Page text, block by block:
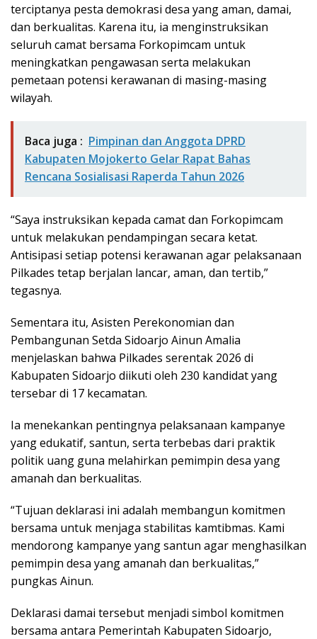
terciptanya pesta demokrasi desa yang aman, damai,
dan berkualitas. Karena itu, ia menginstruksikan
seluruh camat bersama Forkopimcam untuk
meningkatkan pengawasan serta melakukan
pemetaan potensi kerawanan di masing-masing
wilayah.
Baca juga : Pimpinan dan Anggota DPRD
Kabupaten Mojokerto Gelar Rapat Bahas
Rencana Sosialisasi Raperda Tahun 2026
“Saya instruksikan kepada camat dan Forkopimcam
untuk melakukan pendampingan secara ketat.
Antisipasi setiap potensi kerawanan agar pelaksanaan
Pilkades tetap berjalan lancar, aman, dan tertib,”
tegasnya.
Sementara itu, Asisten Perekonomian dan
Pembangunan Setda Sidoarjo Ainun Amalia
menjelaskan bahwa Pilkades serentak 2026 di
Kabupaten Sidoarjo diikuti oleh 230 kandidat yang
tersebar di 17 kecamatan.
Ia menekankan pentingnya pelaksanaan kampanye
yang edukatif, santun, serta terbebas dari praktik
politik uang guna melahirkan pemimpin desa yang
amanah dan berkualitas.
“Tujuan deklarasi ini adalah membangun komitmen
bersama untuk menjaga stabilitas kamtibmas. Kami
mendorong kampanye yang santun agar menghasilkan
pemimpin desa yang amanah dan berkualitas,”
pungkas Ainun.
Deklarasi damai tersebut menjadi simbol komitmen
bersama antara Pemerintah Kabupaten Sidoarjo,